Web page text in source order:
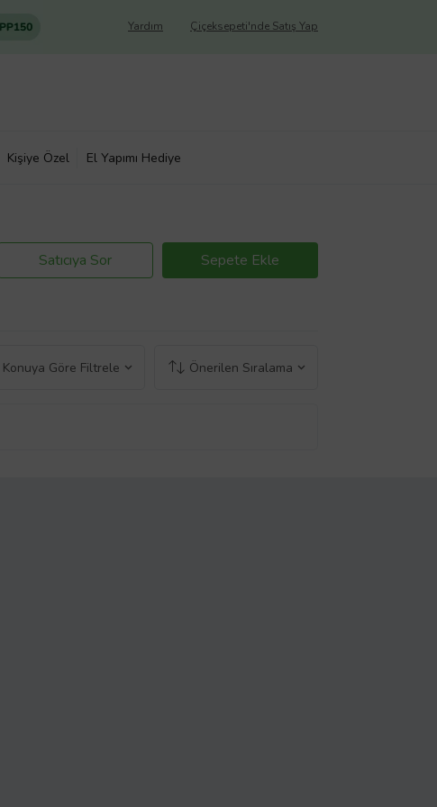
Çiçeksepeti'nde Satış Yap
Yardım
Kişiye Özel El Yapımı Hediye
Satıcıya Sor Sepete Ekle
Konuya Göre Filtrele Önerilen Sıralama